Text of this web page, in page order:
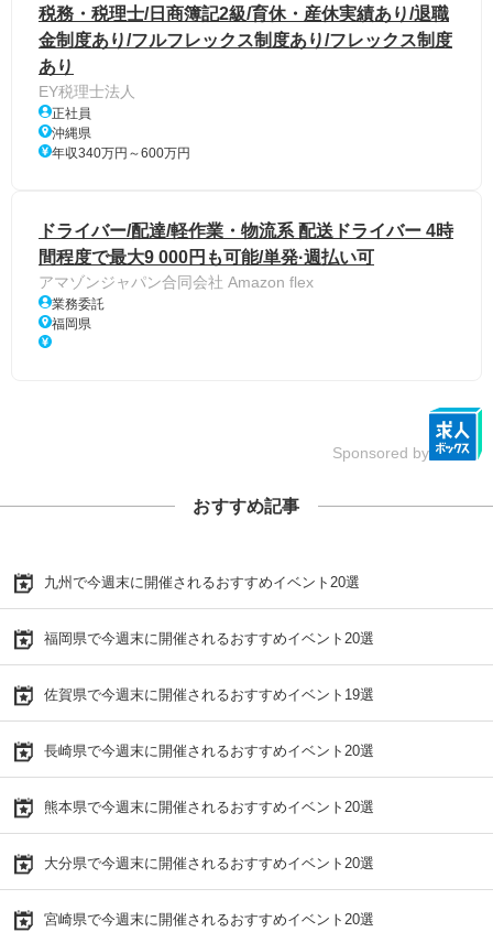
税務・税理士/日商簿記2級/育休・産休実績あり/退職
金制度あり/フルフレックス制度あり/フレックス制度
あり
EY税理士法人
正社員
沖縄県
年収340万円～600万円
ドライバー/配達/軽作業・物流系 配送ドライバー 4時
間程度で最大9 000円も可能/単発·週払い可
アマゾンジャパン合同会社 Amazon flex
業務委託
福岡県
Sponsored by
おすすめ記事
九州で今週末に開催されるおすすめイベント20選
福岡県で今週末に開催されるおすすめイベント20選
佐賀県で今週末に開催されるおすすめイベント19選
長崎県で今週末に開催されるおすすめイベント20選
熊本県で今週末に開催されるおすすめイベント20選
大分県で今週末に開催されるおすすめイベント20選
宮崎県で今週末に開催されるおすすめイベント20選